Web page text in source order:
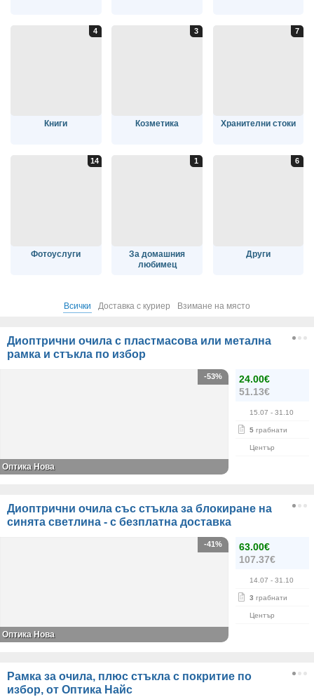
Книги Козметика Хранителни стоки
Фотоуслуги
За домашния
любимец
Други
Всички Доставка с куриер Взимане на място
Диоптрични очила с пластмасова или метална
рамка и стъкла по избор
24.00€
51.13€
15.07 - 31.10
5 грабнати
Център
-53%
Оптика Нова
Диоптрични очила със стъкла за блокиране на
синята светлина - с безплатна доставка
63.00€
107.37€
14.07 - 31.10
3 грабнати
Център
-41%
Оптика Нова
Рамка за очила, плюс стъкла с покритие по
избор, от Оптика Найс